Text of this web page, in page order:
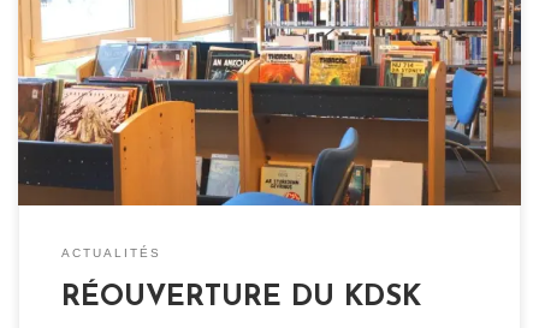
confinement, les activités du KDSK redémarrent à
compter du jeudi 20 mai (14h). La circulation dans la
médiathèque et la consultation sur place sont autorisées
dans la limite de 20 personnes (environ 8 m2 par
personne), 1 table sur 2 / 1 […]
ACTUALITÉS
RÉOUVERTURE DU KDSK